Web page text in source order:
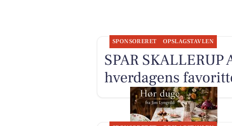
SPONSORERET OPSLAGSTAVLEN
SPAR
hverdagens